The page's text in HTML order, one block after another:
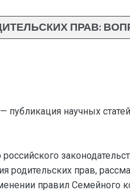
ПРАВ:
публикация научных
родительских прав,
правил Семейного